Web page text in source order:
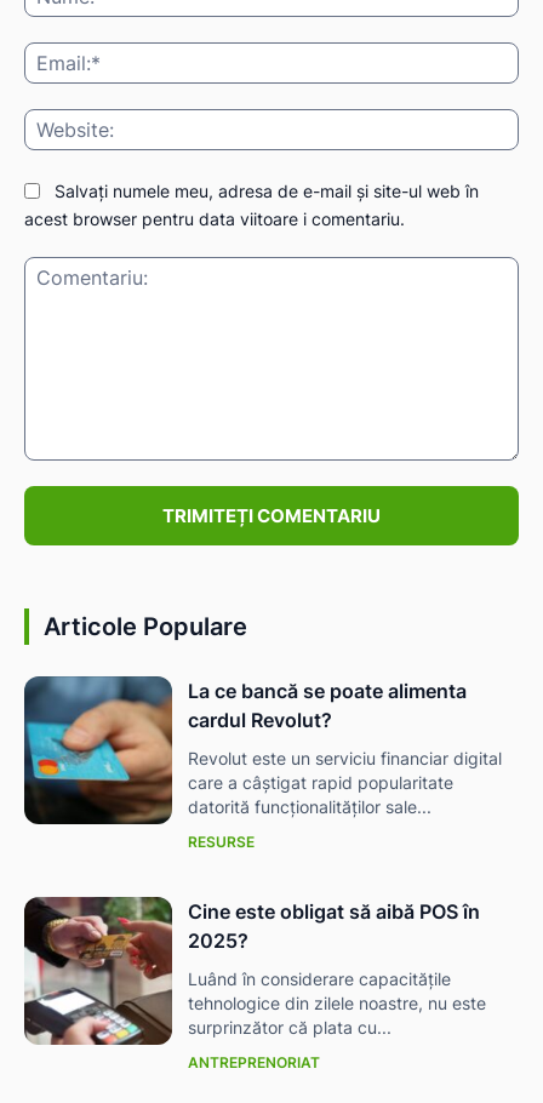
Salvați numele meu, adresa de e-mail și site-ul web în
acest browser pentru data viitoare i comentariu.
Articole Populare
La ce bancă se poate alimenta
cardul Revolut?
Revolut este un serviciu financiar digital
care a câștigat rapid popularitate
datorită funcționalităților sale...
RESURSE
Cine este obligat să aibă POS în
2025?
Luând în considerare capacitățile
tehnologice din zilele noastre, nu este
surprinzător că plata cu...
ANTREPRENORIAT